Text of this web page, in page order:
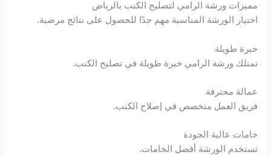
Hacklink panel
Hacklink panel
Hacklink panel
Hacklink panel
مميزات ورشة الرامي لتصليح الكنب بالرياض
اختيار الورشة المناسبة مهم جدًا للحصول على نتائج مرضية.
خبرة طويلة
تمتلك ورشة الرامي خبرة طويلة في تصليح الكنب.
عمالة محترفة
فريق العمل متخصص في إصلاح الكنب.
خامات عالية الجودة
تستخدم الورشة أفضل الخامات.